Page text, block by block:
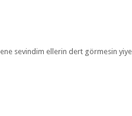
sevindim ellerin dert görmesin